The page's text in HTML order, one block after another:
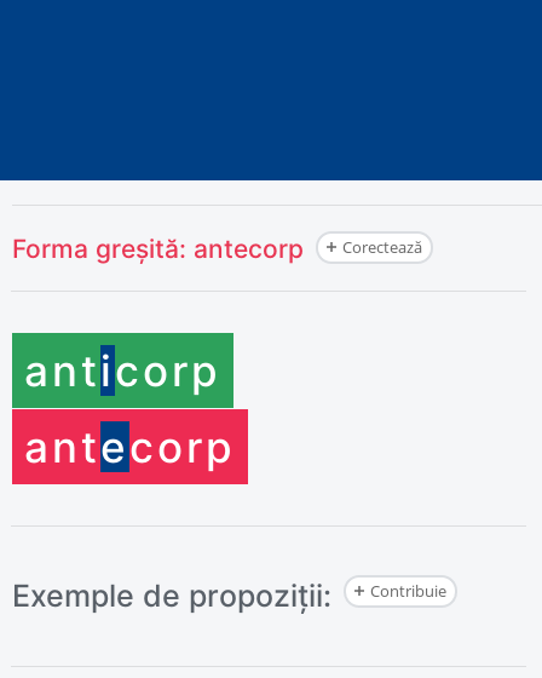
Forma greșită: antecorp Corectează
anticorp
antecorp
Exemple de propoziții: Contribuie